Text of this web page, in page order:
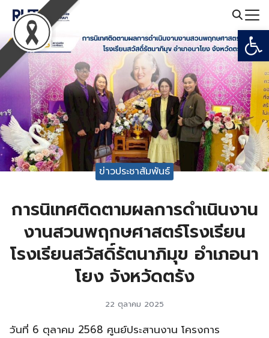
Skip
content
Search
for:
ข่าวประชาสัมพันธ์
การนิเทศติดตามผลการดำเนินงาน
งานสวนพฤกษศาสตร์โรงเรียน
โรงเรียนสวัสดิ์รัตนาภิมุข อำเภอนา
โยง จังหวัดตรัง
22 ตุลาคม 2025
วันที่ 6 ตุลาคม 2568 ศูนย์ประสานงาน โครงการ